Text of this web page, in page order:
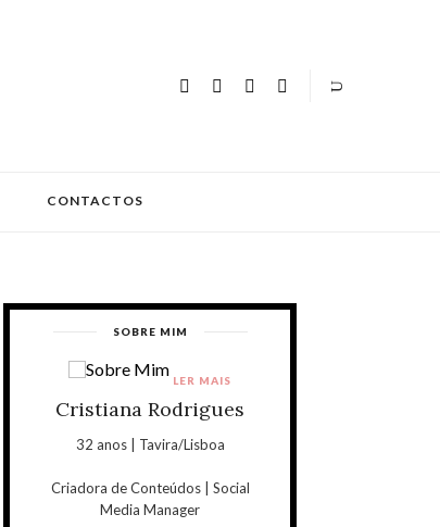
CONTACTOS
SOBRE MIM
Cristiana Rodrigues
32 anos | Tavira/Lisboa
Criadora de Conteúdos | Social
Media Manager
LER MAIS